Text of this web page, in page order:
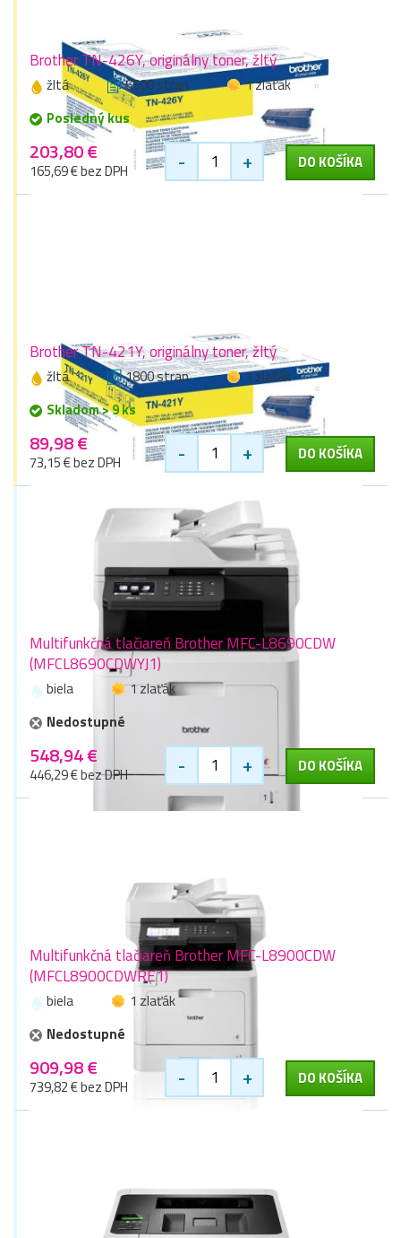
Brother TN-426Y, originálny toner, žltý
žltá 6500 stran
1 zlaťák
Posledný kus
203,80 €
165,69 € bez DPH - + DO KOŠÍKA
Brother TN-421Y, originálny toner, žltý
žltá 1800 stran
1 zlaťák
Skladom > 9 ks
89,98 €
73,15 € bez DPH - + DO KOŠÍKA
Multifunkčná tlačiareň Brother MFC-L8690CDW
(MFCL8690CDWYJ1)
biela
1 zlaťák
Nedostupné
548,94 €
446,29 € bez DPH - + DO KOŠÍKA
Multifunkčná tlačiareň Brother MFC-L8900CDW
(MFCL8900CDWRE1)
biela
1 zlaťák
Nedostupné
909,98 €
739,82 € bez DPH - + DO KOŠÍKA